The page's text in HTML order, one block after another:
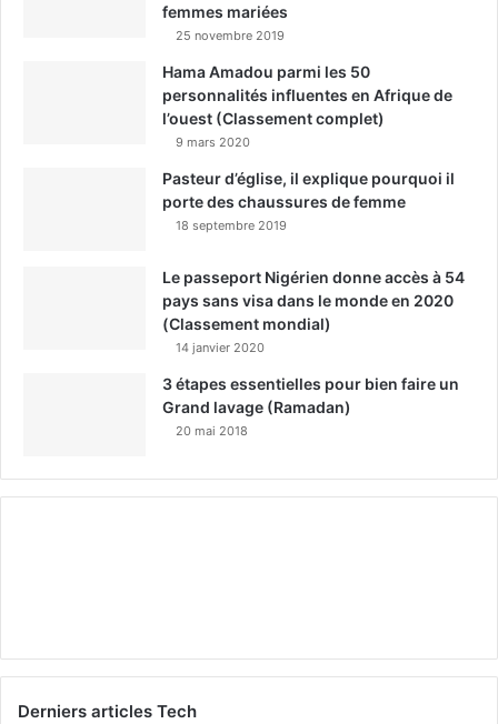
femmes mariées
25 novembre 2019
Hama Amadou parmi les 50
personnalités influentes en Afrique de
l’ouest (Classement complet)
9 mars 2020
Pasteur d’église, il explique pourquoi il
porte des chaussures de femme
18 septembre 2019
Le passeport Nigérien donne accès à 54
pays sans visa dans le monde en 2020
(Classement mondial)
14 janvier 2020
3 étapes essentielles pour bien faire un
Grand lavage (Ramadan)
20 mai 2018
Derniers articles Tech